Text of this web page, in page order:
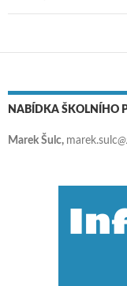
NABÍDKA ŠKOLNÍHO
Marek Šulc, marek.sulc